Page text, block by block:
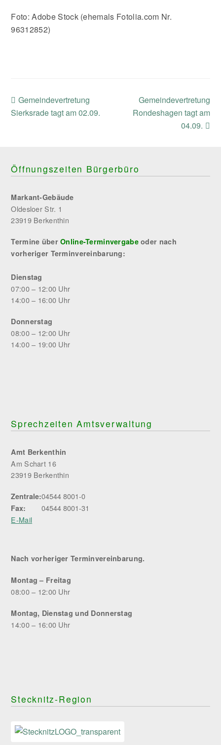
Foto: Adobe Stock (ehemals Fotolia.com Nr.
96312852)
previous
post:
Gemeindevertretung
Sierksrade tagt am 02.09.
next
post:
Gemeindevertretung
Rondeshagen tagt am
04.09.
Öffnungszeiten Bürgerbüro
Markant-Gebäude
Oldesloer Str. 1
23919 Berkenthin
Termine überOnline-Terminvergabeoder nach
vorheriger Terminvereinbarung:
Dienstag
07:00 – 12:00 Uhr
14:00 – 16:00 Uhr
Donnerstag
08:00 – 12:00 Uhr
14:00 – 19:00 Uhr
Sprechzeiten Amtsverwaltung
Amt Berkenthin
Am Schart 16
23919 Berkenthin
Zentrale:04544 8001-0
Fax:
04544 8001-31
E-Mail
Nach vorheriger Terminvereinbarung.
Montag – Freitag
08:00 – 12:00 Uhr
Montag, Dienstag und Donnerstag
14:00 – 16:00 Uhr
Stecknitz-Region